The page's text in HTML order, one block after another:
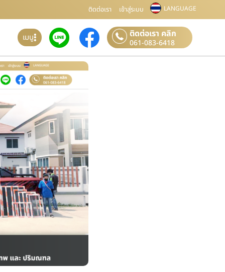
ติดต่อเรา เข้าสู่ระบบ LANGUAGE
เมนู ติดต่อเรา คลิก
061-083-6418